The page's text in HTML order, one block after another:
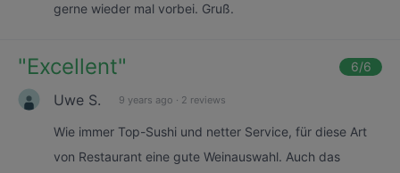
gerne wieder mal vorbei. Gruß.
"Excellent" 6/6
Uwe S. 9 years ago · 2 reviews
Wie immer Top-Sushi und netter Service, für diese Art
von Restaurant eine gute Weinauswahl. Auch das